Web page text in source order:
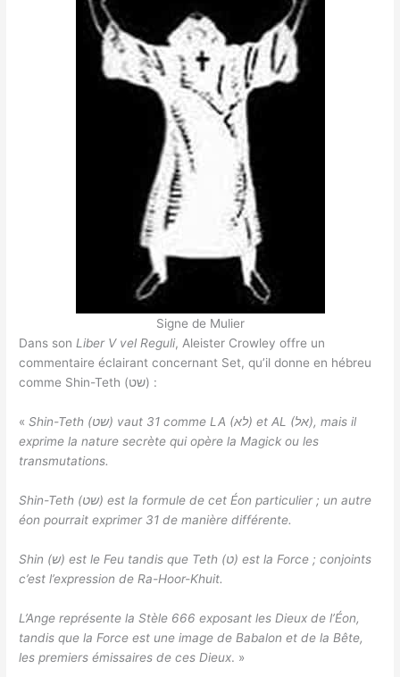
Signe de Mulier
Dans son Liber V vel Reguli, Aleister Crowley offre un
commentaire éclairant concernant Set, qu’il donne en hébreu
comme Shin-Teth (שט) :
«Shin-Teth (שט) vaut 31 comme LA (לא) et AL (אל), mais il
exprime la nature secrète qui opère la Magick ou les
transmutations.
Shin-Teth (שט) est la formule de cet Éon particulier ; un autre
éon pourrait exprimer 31 de manière différente.
Shin (ש) est le Feu tandis que Teth (ט) est la Force ; conjoints
c’est l’expression de Ra-Hoor-Khuit.
L’Ange représente la Stèle 666 exposant les Dieux de l’Éon,
tandis que la Force est une image de Babalon et de la Bête,
les premiers émissaires de ces Dieux. »